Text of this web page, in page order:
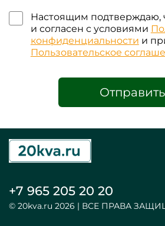
Настоящим подтверждаю,
и согласен с условиями
конфиденциальности и
Пользовательское
Отправить
+7 965 205 20 20
© 20kva.ru 2026 | ВСЕ ПРАВА